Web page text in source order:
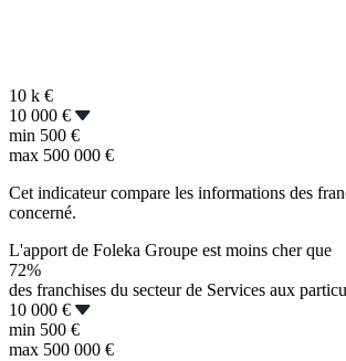
10 k €
10 000 €
min 500 €
max 500 000 €
Cet indicateur compare les informations des
concerné.
L'apport de Foleka Groupe est moins cher que
72%
des franchises du secteur de Services aux
10 000 €
min 500 €
max 500 000 €